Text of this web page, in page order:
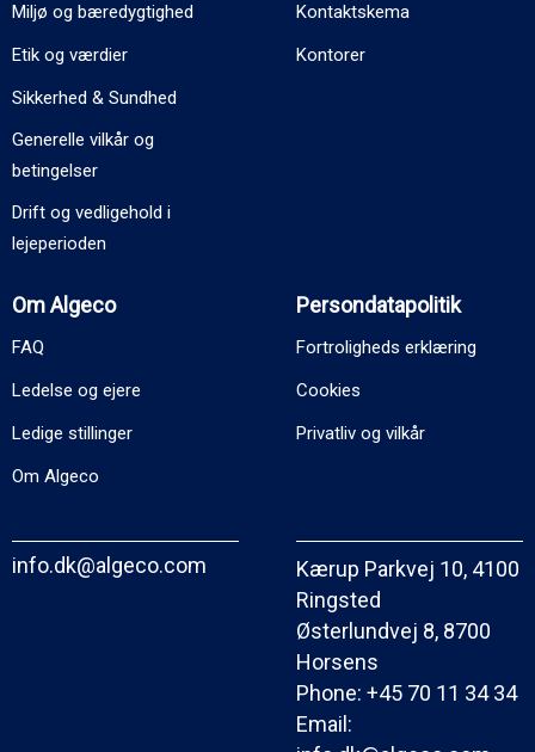
Miljø og bæredygtighed
Etik og værdier
Sikkerhed & Sundhed
Generelle vilkår og
betingelser
Drift og vedligehold i
lejeperioden
Kontaktskema
Kontorer
Om Algeco
FAQ
Ledelse og ejere
Ledige stillinger
Om Algeco
Persondatapolitik
Fortroligheds erklæring
Cookies
Privatliv og vilkår
info.dk@algeco.com
Kærup Parkvej 10, 4100
Ringsted
Østerlundvej 8, 8700
Horsens
Phone: +45 70 11 34 34
Email: